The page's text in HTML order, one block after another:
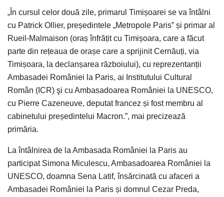
„În cursul celor două zile, primarul Timișoarei se va întâlni
cu Patrick Ollier, președintele „Metropole Paris” și primar al
Rueil-Malmaison (oraș înfrățit cu Timișoara, care a făcut
parte din rețeaua de orașe care a sprijinit Cernăuți, via
Timișoara, la declanșarea războiului), cu reprezentanții
Ambasadei României la Paris, ai Institutului Cultural
Român (ICR) şi cu Ambasadoarea României la UNESCO,
cu Pierre Cazeneuve, deputat francez și fost membru al
cabinetului președintelui Macron.”, mai precizează
primăria.
La întâlnirea de la Ambasada României la Paris au
participat Simona Miculescu, Ambasadoarea României la
UNESCO, doamna Sena Latif, însărcinată cu afaceri a
Ambasadei României la Paris și domnul Cezar Preda,